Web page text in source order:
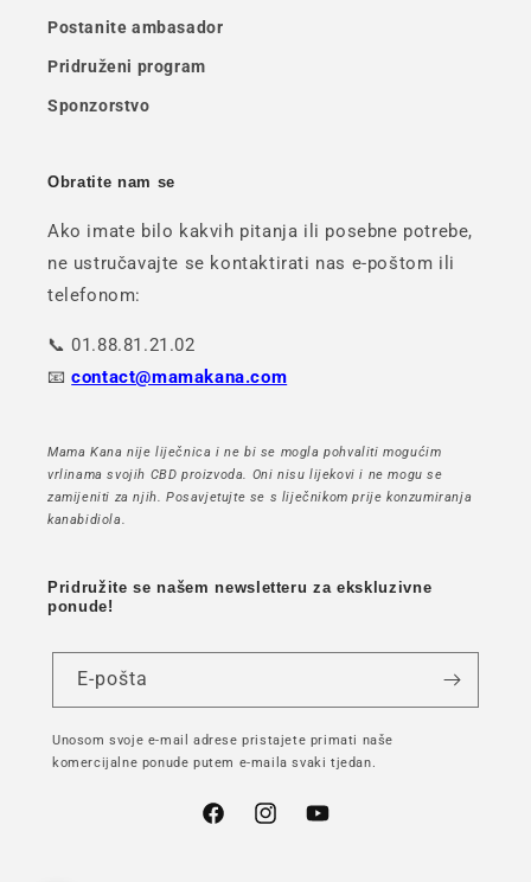
Postanite ambasador
Pridruženi program
Sponzorstvo
Obratite nam se
Ako imate bilo kakvih pitanja ili posebne potrebe,
ne ustručavajte se kontaktirati nas e-poštom ili
telefonom:
📞 01.88.81.21.02
📧contact@mamakana.com
Mama Kana nije liječnica i ne bi se mogla pohvaliti mogućim
vrlinama svojih CBD proizvoda. Oni nisu lijekovi i ne mogu se
zamijeniti za njih. Posavjetujte se s liječnikom prije konzumiranja
kanabidiola.
Pridružite se našem newsletteru za ekskluzivne
ponude!
E-pošta
Unosom svoje e-mail adrese pristajete primati naše
komercijalne ponude putem e-maila svaki tjedan.
FacebookInstagramYouTube